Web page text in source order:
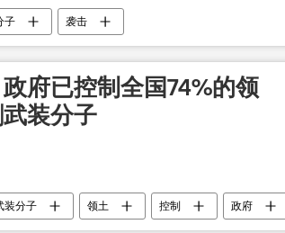
子 袭击
府已控制全国74%的领
装分子
装分子 领土 控制 政府